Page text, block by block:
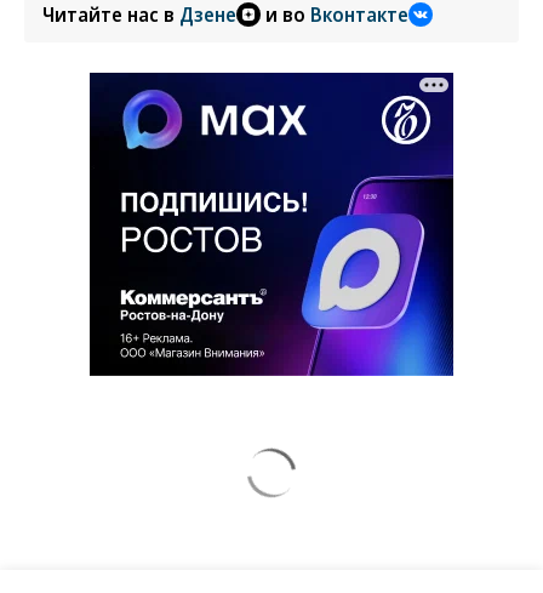
Читайте нас в Дзене и во Вконтакте